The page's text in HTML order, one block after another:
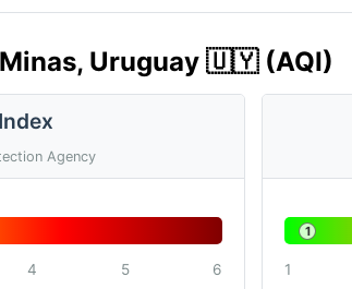
Uruguay 🇺🇾 (AQI)
Agency
4 5 6
1
1